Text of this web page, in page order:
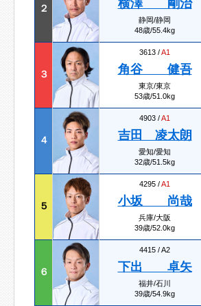
２ 横澤 剛治
静岡/静岡
48歳/55.4kg
３
3613 /A1
角谷 健吾
東京/東京
53歳/51.0kg
４
4903 /A1
吉田 凌太朗
愛知/愛知
32歳/51.5kg
５
4295 /A1
小坂 尚哉
兵庫/大阪
39歳/52.0kg
６
4415 /A2
下出 卓矢
福井/石川
39歳/54.9kg